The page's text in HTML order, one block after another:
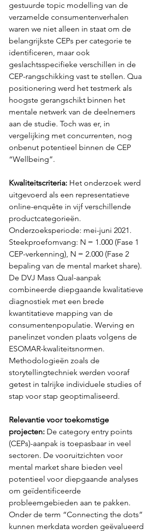
gestuurde topic modelling van de
verzamelde consumentenverhalen
waren we niet alleen in staat om de
belangrijkste CEPs per categorie te
identificeren, maar ook
geslachtsspecifieke verschillen in de
CEP-rangschikking vast te stellen. Qua
positionering werd het testmerk als
hoogste gerangschikt binnen het
mentale netwerk van de deelnemers
aan de studie. Toch was er, in
vergelijking met concurrenten, nog
onbenut potentieel binnen de CEP
“Wellbeing”.
Kwaliteitscriteria: Het onderzoek werd
uitgevoerd als een representatieve
online-enquête in vijf verschillende
productcategorieën.
Onderzoeksperiode: mei-juni 2021.
Steekproefomvang: N = 1.000 (Fase 1
CEP-verkenning), N = 2.000 (Fase 2
bepaling van de mental market share).
De DVJ Mass Qual-aanpak
combineerde diepgaande kwalitatieve
diagnostiek met een brede
kwantitatieve mapping van de
consumentenpopulatie. Werving en
panelinzet vonden plaats volgens de
ESOMAR-kwaliteitsnormen.
Methodologieën zoals de
storytellingtechniek werden vooraf
getest in talrijke individuele studies of
stap voor stap geoptimaliseerd.
Relevantie voor toekomstige
projecten: De category entry points
(CEPs)-aanpak is toepasbaar in veel
sectoren. De vooruitzichten voor
mental market share bieden veel
potentieel voor diepgaande analyses
om geïdentificeerde
probleemgebieden aan te pakken.
Onder de term “Connecting the dots”
kunnen merkdata worden geëvalueerd